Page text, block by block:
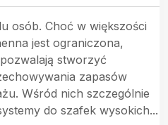
osób. Choć w większości
jest ograniczona,
stworzyć
zapasów
Wśród nich szczególnie
do szafek wysokich...